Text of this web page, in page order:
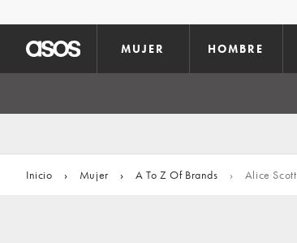
MUJER HOMBRE
Inicio › Mujer › A To Z Of Brands › Alice Scott